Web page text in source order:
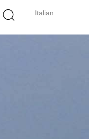
Italian